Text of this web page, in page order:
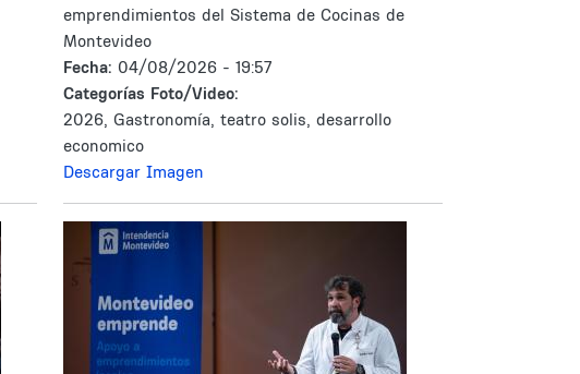
emprendimientos del Sistema de Cocinas de
Montevideo
Fecha: 04/08/2026 - 19:57
Categorías Foto/Video:
2026, Gastronomía, teatro solis, desarrollo
economico
Descargar Imagen